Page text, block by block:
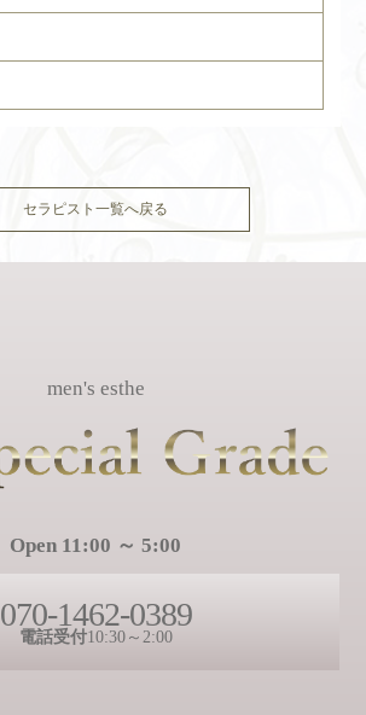
セラピスト一覧へ戻る
men's esthe
Open 11:00 ～ 5:00
070-1462-0389
電話受付10:30～2:00